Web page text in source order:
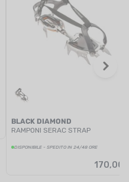
BLACK DIAMOND
RAMPONI SERAC STRAP
DISPONIBILE - SPEDITO IN 24/48 ORE
170,00